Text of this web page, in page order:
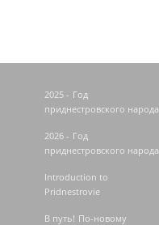
2025 - Год
приднестровского народа
2026 - Год
приднестровского народа
Introduction to
Pridnestrovie
В путь! По-новому